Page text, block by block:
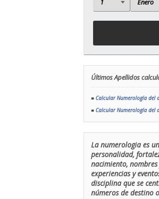
Últimos Apellidos
■ Calcular Numerología del
■ Calcular Numerología del
La numerologia es
personalidad,
nacimiento,
experiencias y
disciplina que se
números de destino